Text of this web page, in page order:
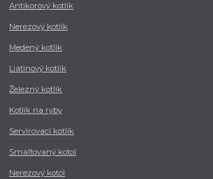
Antikorový kotlík
Nerezový kotlík
Medený kotlík
Liatinový kotlík
Železný kotlík
Kotlík na ryby
Servírovací kotlík
Smaltovaný kotol
Nerezový kotol